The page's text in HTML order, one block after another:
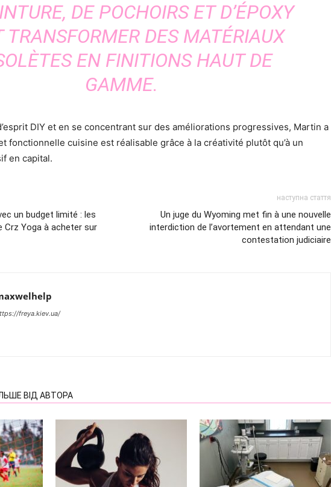
DE POCHOIRS ET D’ÉPOXY
TRANSFORMER DES MATÉRIAUX
EN FINITIONS HAUT DE
GAMME.
DIY et en se concentrant sur des améliorations progressives, Martin a
fonctionnelle cuisine est réalisable grâce à la créativité plutôt qu’à un
en capital.
un budget limité : les
Crz Yoga à acheter sur
наступна стаття
Un juge du Wyoming met fin à une nouvelle
interdiction de l’avortement en attendant une
contestation judiciaire
freya.kiev.ua/
ВІД АВТОРА